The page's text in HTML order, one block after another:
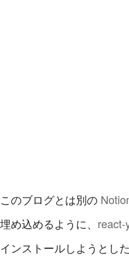
このブログとは別の
埋め込めるように、 react-
インストールしようとし